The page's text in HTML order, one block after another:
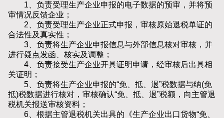
1、负责受理生产企业申报的电子数据的预审，并将预
审情况反馈企业；
2、负责受理生产企业正式申报，审核原始退税单证的
合法性及真实性；
3、负责将生产企业申报信息与外部信息核对审核，并
进行疑点发函、核实及调整；
4、负责接受生产企业开具证明申请，经审核后出具相
关证明；
5、负责将生产企业申报的“免、抵、退”税数据与纳(免
抵)税数据进行核对，审核确认“免、抵、退”税额，向主管退
税机关报送审核资料；
6、根据主管退税机关出具的《生产企业出口货物“免、